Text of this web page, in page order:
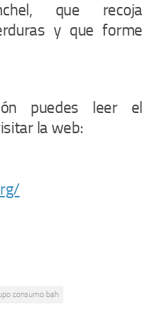
que recoja
y que forme
puedes leer el
la web:
consumo bah